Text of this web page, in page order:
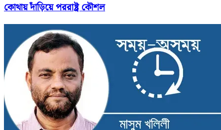
কোথায় দাঁড়িয়ে পররাষ্ট্র কৌশল